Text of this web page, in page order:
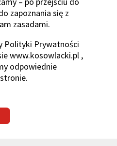
zapoznania się z
zasadami.
Polityki Prywatności
www.kosowlacki.pl ,
odpowiednie